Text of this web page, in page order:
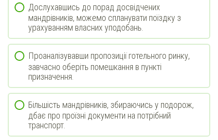
Дослухавшись до порад досвідчених
мандрівників, можемо спланувати поїздку з
урахуванням власних уподобань.
Проаналізувавши пропозиції готельного ринку,
завчасно оберіть помешкання в пункті
призначення.
Більшість мандрівників, збираючись у подорож,
дбає про проїзні документи на потрібний
транспорт.